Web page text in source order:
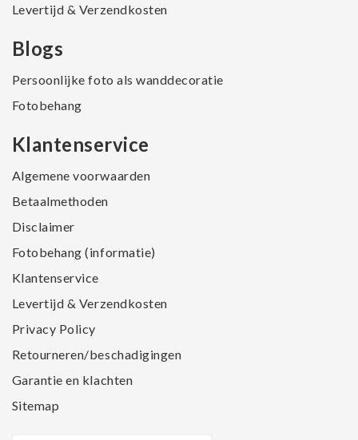
Levertijd & Verzendkosten
Blogs
Persoonlijke foto als wanddecoratie
Fotobehang
Klantenservice
Algemene voorwaarden
Betaalmethoden
Disclaimer
Fotobehang (informatie)
Klantenservice
Levertijd & Verzendkosten
Privacy Policy
Retourneren/beschadigingen
Garantie en klachten
Sitemap